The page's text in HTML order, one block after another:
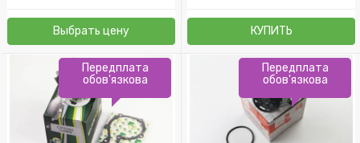
Выбрать цену КУПИТЬ
Передплата
обов'язкова
Передплата
обов'язкова